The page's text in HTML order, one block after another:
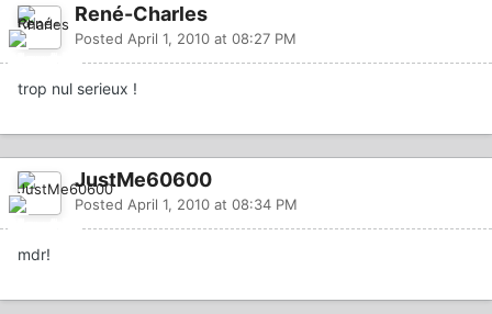
René-Charles
Posted April 1, 2010 at 08:27 PM
trop nul serieux !
JustMe60600
Posted April 1, 2010 at 08:34 PM
mdr!